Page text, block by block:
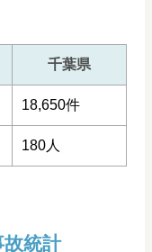
千葉県
18,650件
180人
統計